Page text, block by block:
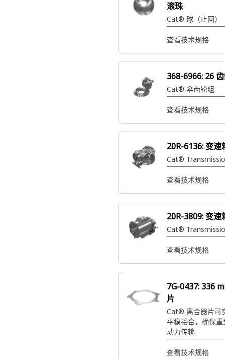
滚珠
Cat® 球（止回）
查看技术规格
368-6966: 26
Cat® 伞齿轮组
查看技术规格
20R-6136: 变速
Cat®
查看技术规格
20R-3809: 变速
Cat®
查看技术规格
7G-0437: 336
片
Cat® 离合器片可
平稳接合，确保
动力传输
查看技术规格